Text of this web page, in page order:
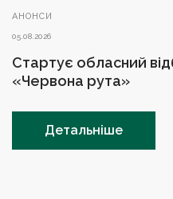
АНОНСИ
05.08.2026
Стартує обласний
«Червона рута»
Детальніше